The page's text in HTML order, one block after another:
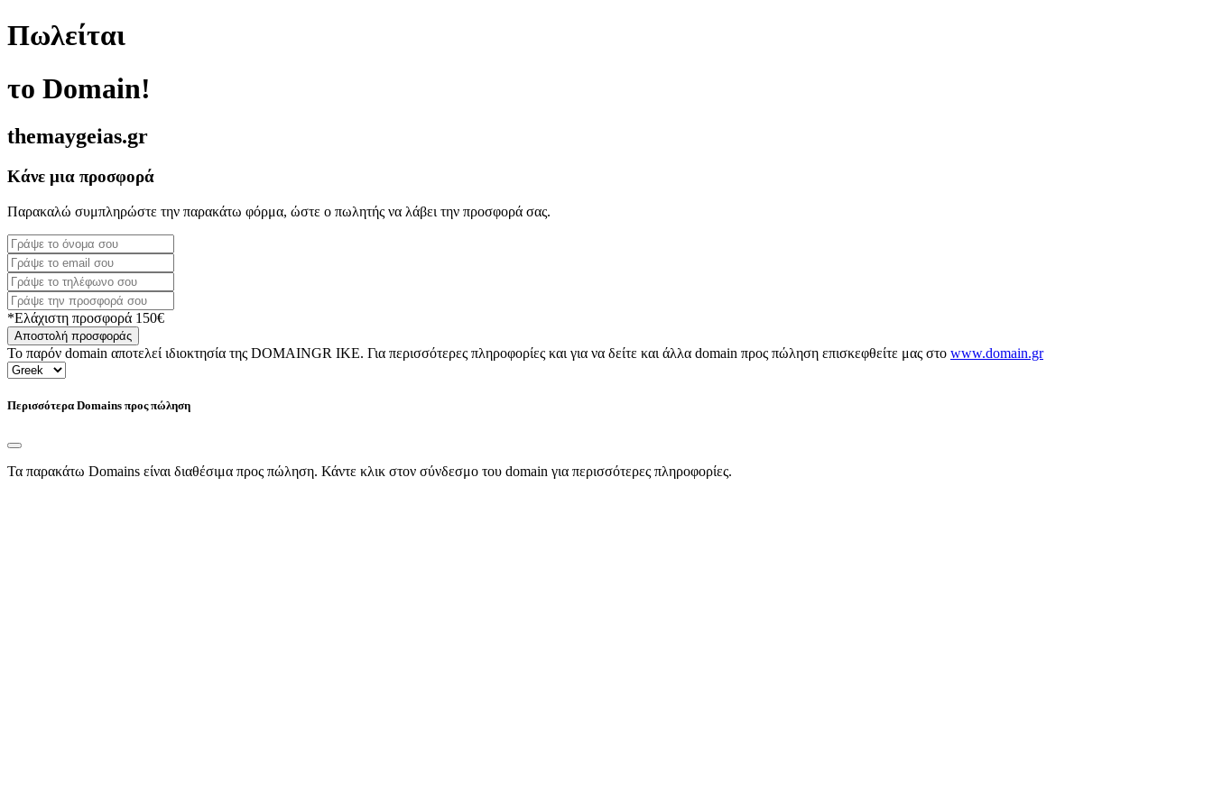
Πωλείται
το Domain!
themaygeias.gr
Κάνε μια προσφορά
Παρακαλώ συμπληρώστε την παρακάτω φόρμα, ώστε ο πωλητής να λάβει την προσφορά σας.
*Ελάχιστη προσφορά 150€
Αποστολή προσφοράς
Το παρόν domain αποτελεί ιδιοκτησία της DOMAINGR ΙΚΕ. Για περισσότερες πληροφορίες και για να δείτε και άλλα domain προς πώληση επισκεφθείτε μας στο www.domain.gr
Περισσότερα Domains προς πώληση
Τα παρακάτω Domains είναι διαθέσιμα προς πώληση. Κάντε κλικ στον σύνδεσμο του domain για περισσότερες πληροφορίες.